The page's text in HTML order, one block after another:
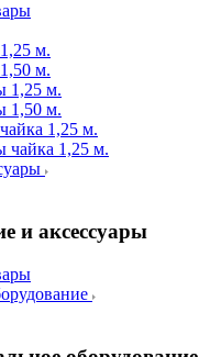
м.
м.
1,25 м.
1,50 м.
1,25 м.
чайка 1,25 м.
и аксессуары